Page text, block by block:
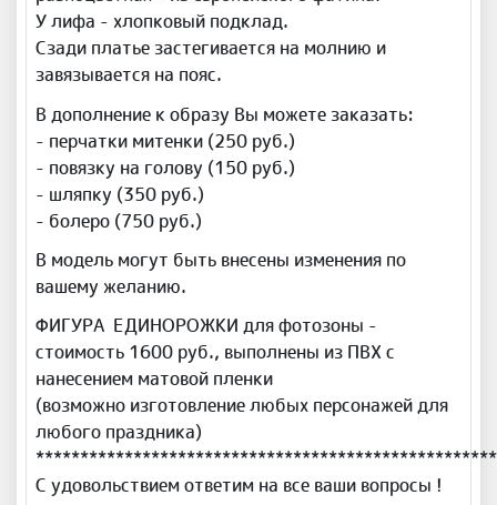
У лифа - хлопковый подклад.
Сзади платье застегивается на молнию и
завязывается на пояс.
В дополнение к образу Вы можете заказать:
- перчатки митенки (250 руб.)
- повязку на голову (150 руб.)
- шляпку (350 руб.)
- болеро (750 руб.)
В модель могут быть внесены изменения по
вашему желанию.
ФИГУРА ЕДИНОРОЖКИ для фотозоны -
стоимость 1600 руб., выполнены из ПВХ с
нанесением матовой пленки
(возможно изготовление любых персонажей для
любого праздника)
С удовольствием ответим на все ваши вопросы !